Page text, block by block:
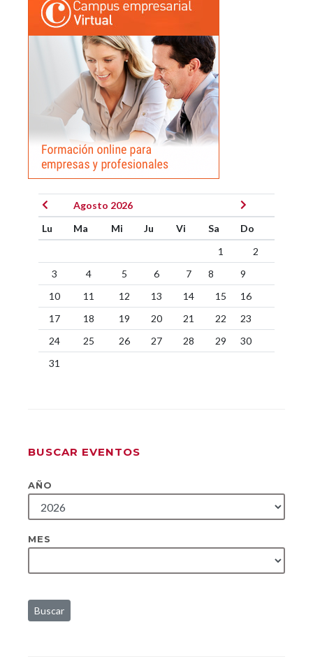
Agosto 2026
Lu
Ma Mi Ju Vi Sa
Do
1
2
3
4 5 6 7 8
9
10
11 12 13 14 15
16
17
18 19 20 21 22
23
24
25 26 27 28 29
30
31
BUSCAR EVENTOS
AÑO
MES
Buscar